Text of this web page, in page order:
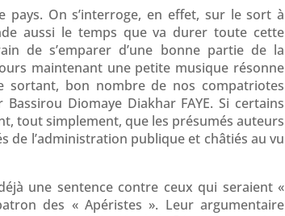
pays. On s’interroge, en effet, sur le sort à
aussi le temps que va durer toute cette
de s’emparer d’une bonne partie de la
maintenant une petite musique résonne
sortant, bon nombre de nos compatriotes
Diomaye Diakhar FAYE. Si certains
tout simplement, que les présumés auteurs
de l’administration publique et châtiés au vu
une sentence contre ceux qui seraient «
des « Apéristes ». Leur argumentaire